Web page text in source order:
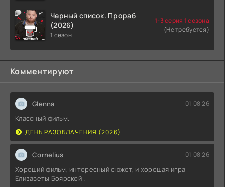
Черный список. Прораб
(2026)
1 сезон
1-3 серия 1 сезона
(Не требуется)
Комментируют
Glenna 01.08.26
Классный фильм.
ДЕНЬ РАЗОБЛАЧЕНИЯ (2026)
Cornelius 01.08.26
Хороший фильм, интересный сюжет, и хорошая игра
Елизаветы Боярской .